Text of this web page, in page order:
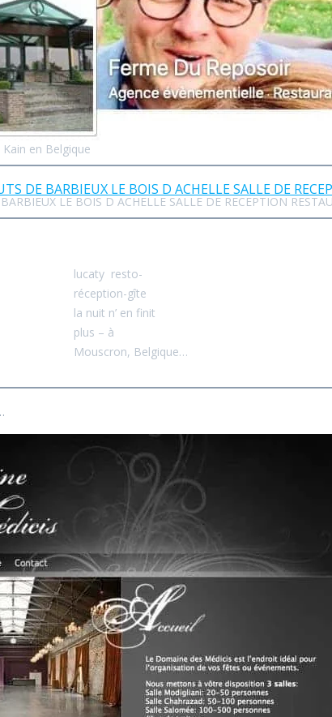
en Belgique
LE BOIS D ACHELLE SALLE DE RECEPTION
lucaty resto-
réception-gîte
la nuit n’ en finit
plus – à
Mouscron, Belgique…